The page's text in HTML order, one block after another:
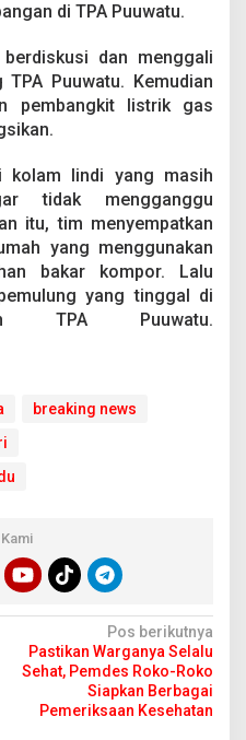
di TPA Puuwatu.
dan menggali
Puuwatu. Kemudian
pembangkit listrik gas
kolam lindi yang masih
tidak mengganggu
itu, tim menyempatkan
yang menggunakan
bakar kompor. Lalu
yang tinggal di
TPA Puuwatu.
breaking news
Pos berikutnya
Pastikan Warganya Selalu
Sehat, Pemdes Roko-Roko
Siapkan Berbagai
Pemeriksaan Kesehatan